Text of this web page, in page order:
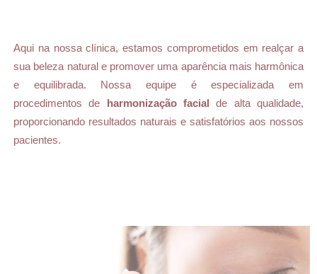
Aqui na nossa clínica, estamos comprometidos em realçar a
sua beleza natural e promover uma aparência mais harmônica
e equilibrada. Nossa equipe é especializada em
procedimentos de harmonização facial de alta qualidade,
proporcionando resultados naturais e satisfatórios aos nossos
pacientes.